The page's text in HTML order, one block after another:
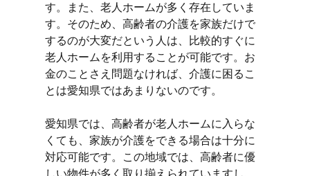
す。また、老人ホームが多く存在していま
す。そのため、高齢者の介護を家族だけで
するのが大変だという人は、比較的すぐに
老人ホームを利用することが可能です。お
金のことさえ問題なければ、介護に困るこ
とは愛知県ではあまりないのです。
愛知県では、高齢者が老人ホームに入らな
くても、家族が介護をできる場合は十分に
対応可能です。この地域では、高齢者に優
しい物件が多く取り揃えられていますし、